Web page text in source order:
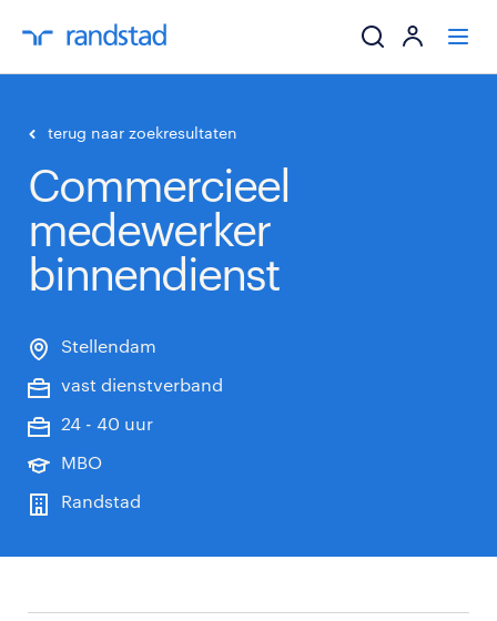
terug naar zoekresultaten
Commercieel
medewerker
binnendienst
Stellendam
vast dienstverband
24 - 40 uur
MBO
Randstad